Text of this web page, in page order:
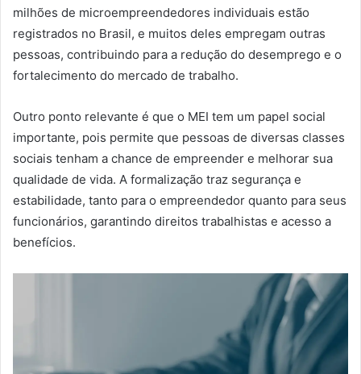
milhões de microempreendedores individuais estão
registrados no Brasil, e muitos deles empregam outras
pessoas, contribuindo para a redução do desemprego e o
fortalecimento do mercado de trabalho.
Outro ponto relevante é que o MEI tem um papel social
importante, pois permite que pessoas de diversas classes
sociais tenham a chance de empreender e melhorar sua
qualidade de vida. A formalização traz segurança e
estabilidade, tanto para o empreendedor quanto para seus
funcionários, garantindo direitos trabalhistas e acesso a
benefícios.